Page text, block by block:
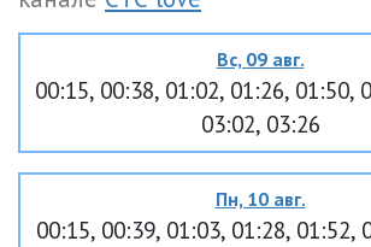
Вс, 09 авг.
00:15, 00:38, 01:02, 01:26, 01:50,
03:02, 03:26
Пн, 10 авг.
00:15, 00:39, 01:03, 01:28, 01:52,